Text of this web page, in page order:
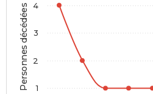
Personnes décédées 1
2
3
4